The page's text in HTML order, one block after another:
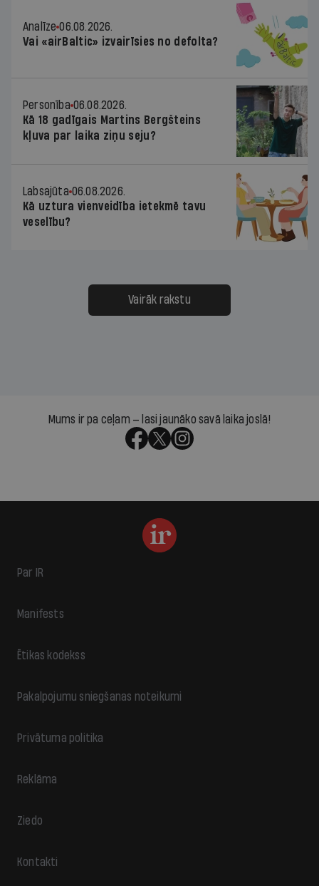
Analīze 06.08.2026.
Vai «airBaltic» izvairīsies no defolta?
Personība 06.08.2026.
Kā 18 gadīgais Martins Bergšteins
kļuva par laika ziņu seju?
Labsajūta 06.08.2026.
Kā uztura vienveidība ietekmē tavu
veselību?
Vairāk rakstu
Mums ir pa ceļam — lasi jaunāko savā laika joslā!
Par IR
Manifests
Ētikas kodekss
Pakalpojumu sniegšanas noteikumi
Privātuma politika
Reklāma
Ziedo
Kontakti